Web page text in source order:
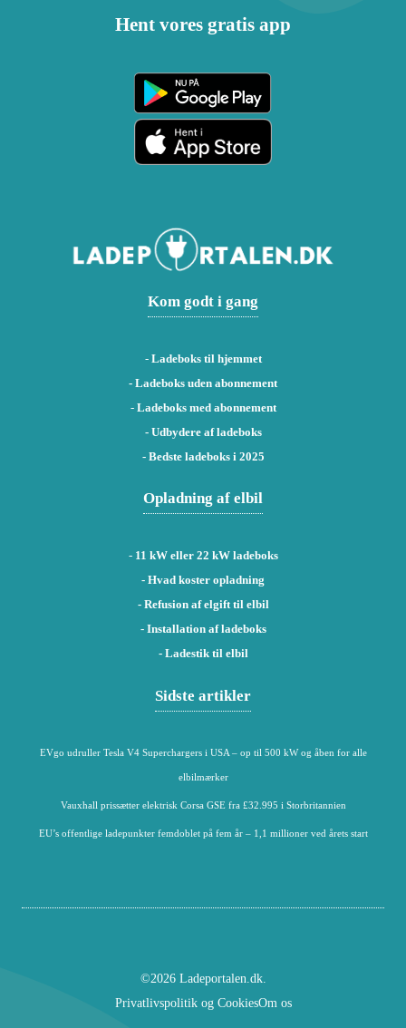
Hent vores gratis app
Kom godt i gang
- Ladeboks til hjemmet
- Ladeboks uden abonnement
- Ladeboks med abonnement
- Udbydere af ladeboks
- Bedste ladeboks i 2025
Opladning af elbil
- 11 kW eller 22 kW ladeboks
- Hvad koster opladning
- Refusion af elgift til elbil
- Installation af ladeboks
- Ladestik til elbil
Sidste artikler
EVgo udruller Tesla V4 Superchargers i USA – op til 500 kW og åben for alle
elbilmærker
Vauxhall prissætter elektrisk Corsa GSE fra £32.995 i Storbritannien
EU’s offentlige ladepunkter femdoblet på fem år – 1,1 millioner ved årets start
©2026 Ladeportalen.dk.
Privatlivspolitik og CookiesOm os